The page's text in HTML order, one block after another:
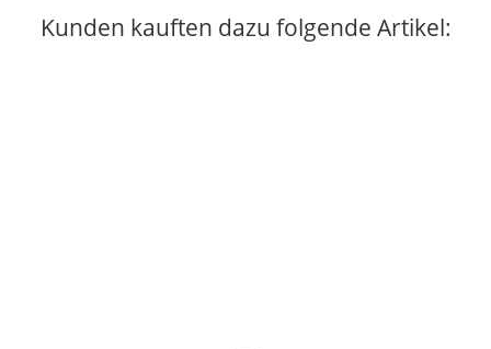
Kunden kauften dazu folgende Artikel: